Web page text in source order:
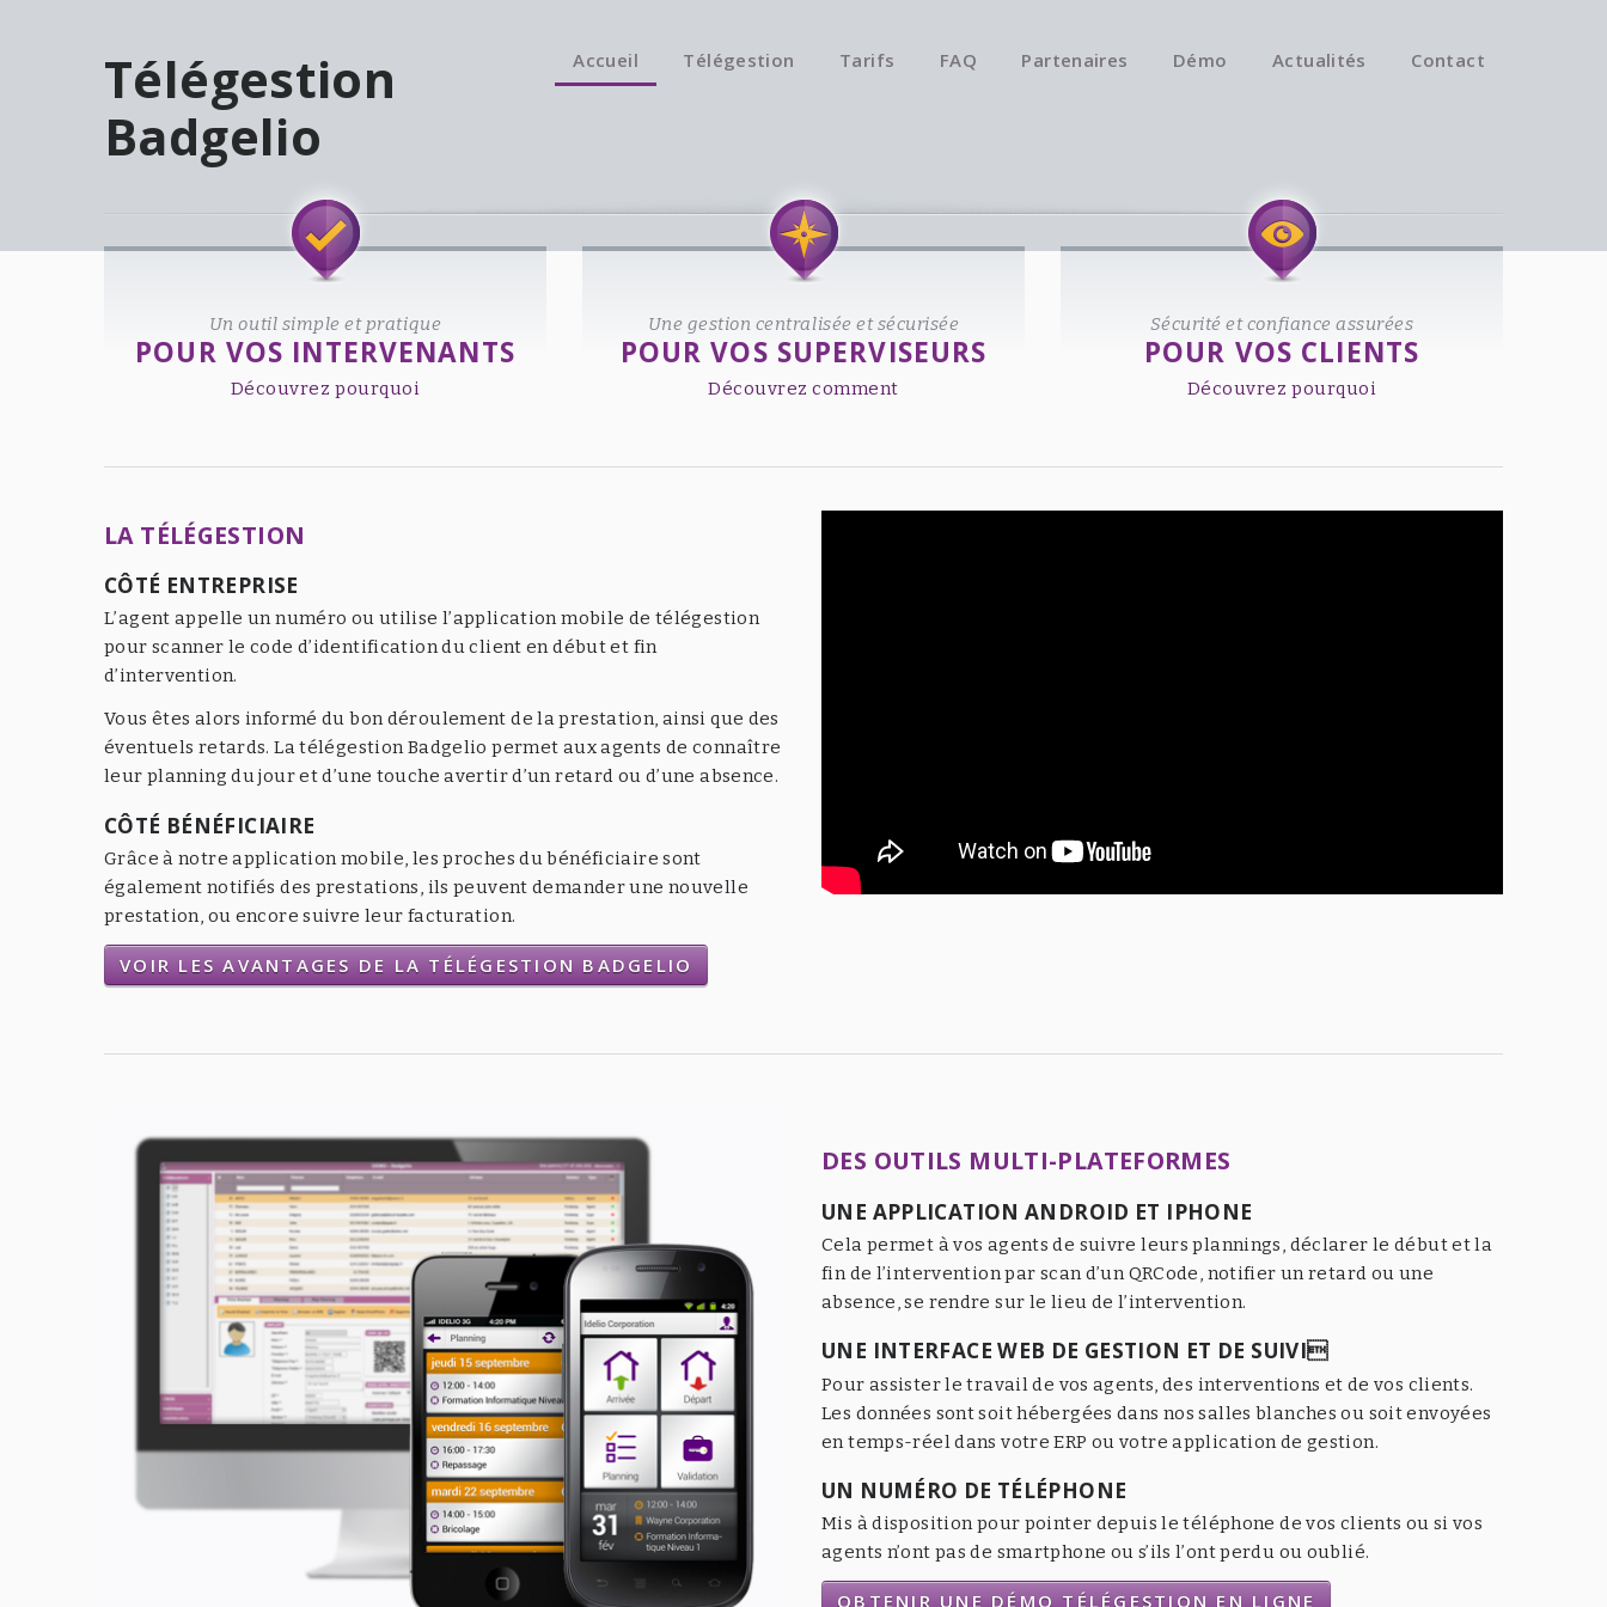
Télégestion
Badgelio
Accueil Télégestion Tarifs FAQ Partenaires Démo Actualités Contact
Welcome! Available on iOS & Android.
Un outil simple et pratique
POUR VOS INTERVENANTS
Découvrez pourquoi
Une gestion centralisée et sécurisée
POUR VOS SUPERVISEURS
Découvrez comment
Sécurité et confiance assurées
POUR VOS CLIENTS
Découvrez pourquoi
LA TÉLÉGESTION
CÔTÉ ENTREPRISE
L’agent appelle un numéro ou utilise l’application mobile de télégestion
pour scanner le code d’identification du client en début et fin
d’intervention.
Vous êtes alors informé du bon déroulement de la prestation, ainsi que des
éventuels retards. La télégestion Badgelio permet aux agents de connaître
leur planning du jour et d’une touche avertir d’un retard ou d’une absence.
CÔTÉ BÉNÉFICIAIRE
Grâce à notre application mobile, les proches du bénéficiaire sont
également notifiés des prestations, ils peuvent demander une nouvelle
prestation, ou encore suivre leur facturation.
VOIR LES AVANTAGES DE LA TÉLÉGESTION BADGELIO
DES OUTILS MULTI-PLATEFORMES
UNE APPLICATION ANDROID ET IPHONE
Cela permet à vos agents de suivre leurs plannings, déclarer le début et la
fin de l’intervention par scan d’un QRCode, notifier un retard ou une
absence, se rendre sur le lieu de l’intervention.
UNE INTERFACE WEB DE GESTION ET DE SUIVI
Pour assister le travail de vos agents, des interventions et de vos clients.
Les données sont soit hébergées dans nos salles blanches ou soit envoyées
en temps-réel dans votre ERP ou votre application de gestion.
UN NUMÉRO DE TÉLÉPHONE
Mis à disposition pour pointer depuis le téléphone de vos clients ou si vos
agents n’ont pas de smartphone ou s’ils l’ont perdu ou oublié.
OBTENIR UNE DÉMO TÉLÉGESTION EN LIGNE